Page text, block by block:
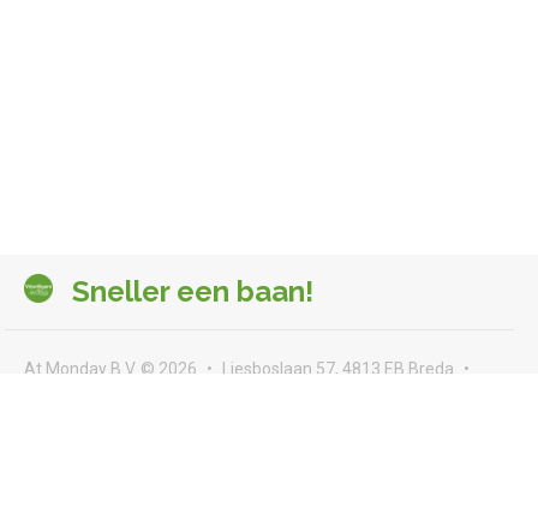
Sneller een baan!
At Monday B.V. © 2026
Liesboslaan 57, 4813 EB Breda